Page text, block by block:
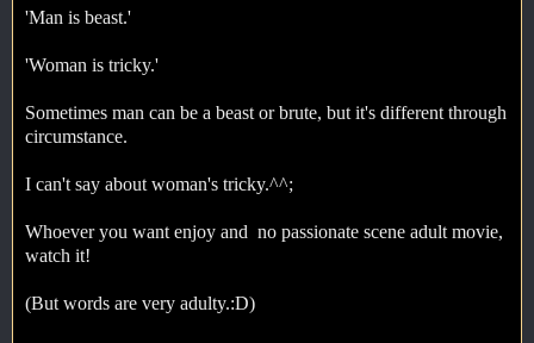
'Man is beast.'
'Woman is tricky.'
Sometimes man can be a beast or brute, but it's different through
circumstance.
I can't say about woman's tricky.^^;
Whoever you want enjoy and no passionate scene adult movie,
watch it!
(But words are very adulty.:D)